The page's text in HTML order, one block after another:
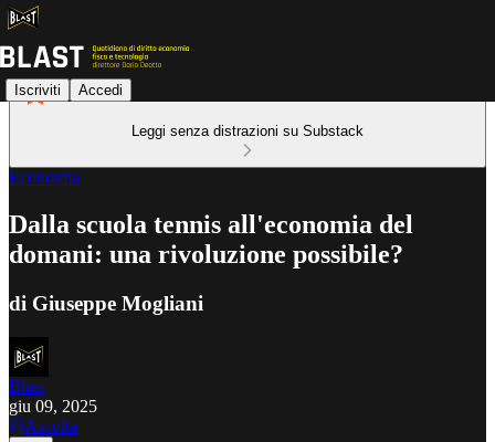
Iscriviti Accedi
Leggi senza distrazioni su Substack
Economia
Dalla scuola tennis all'economia del
domani: una rivoluzione possibile?
di Giuseppe Mogliani
Blast
giu 09, 2025
Ascolta